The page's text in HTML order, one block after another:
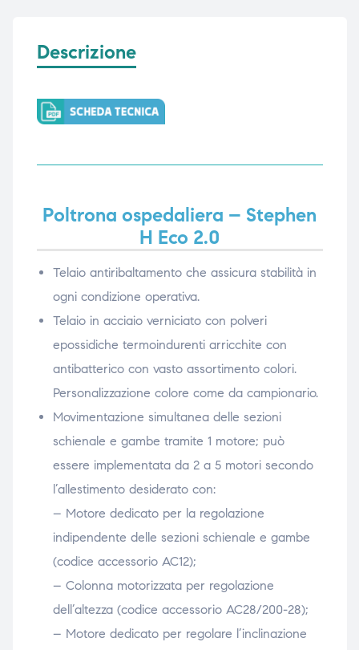
Descrizione
Poltrona ospedaliera – Stephen
H Eco 2.0
Telaio antiribaltamento che assicura stabilità in
ogni condizione operativa.
Telaio in acciaio verniciato con polveri
epossidiche termoindurenti arricchite con
antibatterico con vasto assortimento colori.
Personalizzazione colore come da campionario.
Movimentazione simultanea delle sezioni
schienale e gambe tramite 1 motore; può
essere implementata da 2 a 5 motori secondo
l’allestimento desiderato con:
– Motore dedicato per la regolazione
indipendente delle sezioni schienale e gambe
(codice accessorio AC12);
– Colonna motorizzata per regolazione
dell’altezza (codice accessorio AC28/200-28);
– Motore dedicato per regolare l’inclinazione